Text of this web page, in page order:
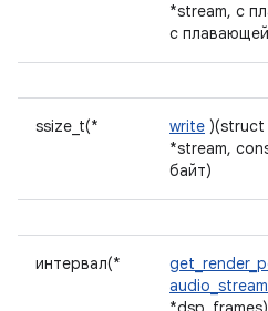
*stream, с
с
ssize_t(* write )(struct
*stream,
байт)
интервал(*